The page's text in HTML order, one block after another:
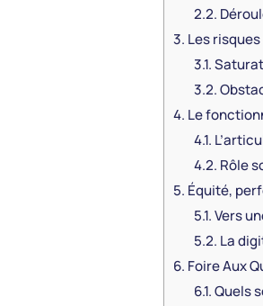
2.2.
3. Les
3.1.
3.2.
4. Le
4.1.
4.2. Rôle
5. Équité,
5.1.Vers
5.2. La
6. Foire Aux
6.1.Quels